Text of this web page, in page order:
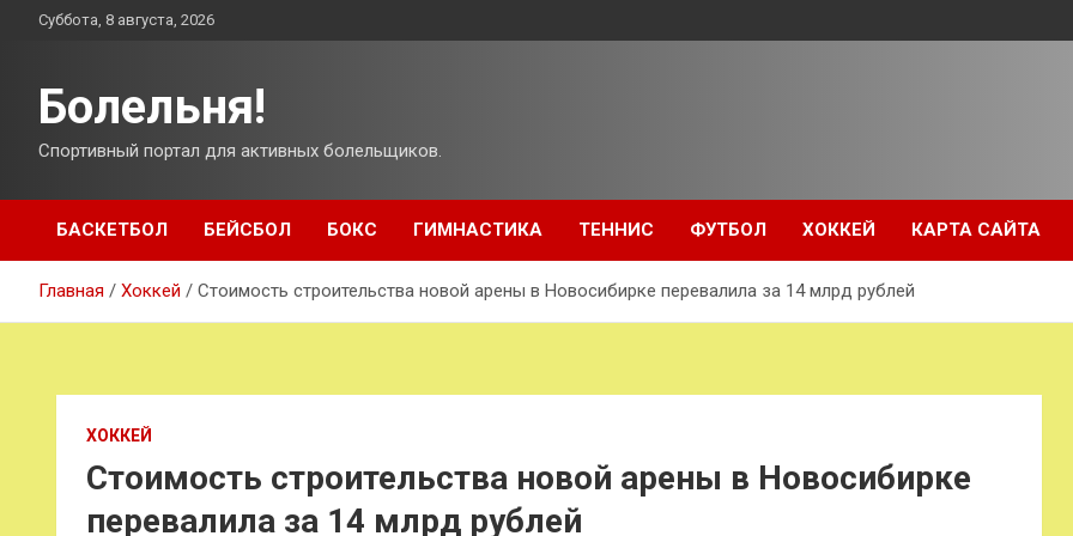
ПерейтиСуббота, 8 августа, 2026
Болельня!
Спортивный портал для активных болельщиков.
БАСКЕТБОЛ БЕЙСБОЛ БОКС ГИМНАСТИКА ТЕННИС ФУТБОЛ ХОККЕЙ КАРТА САЙТА
Главная Хоккей Стоимость строительства новой арены в Новосибирке перевалила за 14 млрд рублей
ХОККЕЙ
Стоимость строительства новой арены в Новосибирке
перевалила за 14 млрд рублей